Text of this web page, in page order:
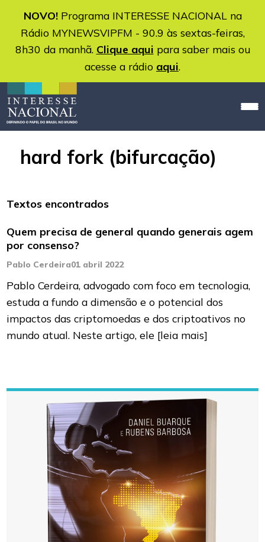
NOVO!Programa INTERESSE NACIONAL na
Rádio MYNEWSVIPFM - 90.9 às sextas-feiras,
8h30 da manhã. Clique aqui para saber mais ou
acesse a rádio aqui.
hard fork (bifurcação)
Textos encontrados
Quem precisa de general quando generais agem
por consenso?
Pablo Cerdeira01 abril 2022
Pablo Cerdeira, advogado com foco em tecnologia,
estuda a fundo a dimensão e o potencial dos
impactos das criptomoedas e dos criptoativos no
mundo atual. Neste artigo, ele [leia mais]